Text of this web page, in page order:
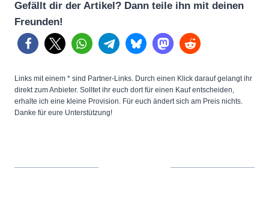
Gefällt dir der Artikel? Dann teile ihn mit deinen
Freunden!
Links mit einem * sind Partner-Links. Durch einen Klick darauf gelangt ihr
direkt zum Anbieter. Solltet ihr euch dort für einen Kauf entscheiden,
erhalte ich eine kleine Provision. Für euch ändert sich am Preis nichts.
Danke für eure Unterstützung!